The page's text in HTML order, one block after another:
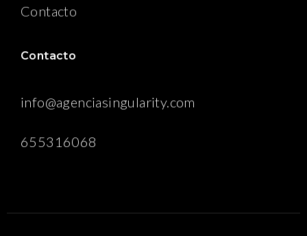
Contacto
Contacto
info@agenciasingularity.com
655316068